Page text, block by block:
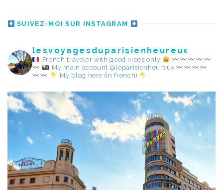
SUIVEZ-MOI SUR INSTAGRAM
lesvoyagesduparisienheureux
French traveler with good vibes only
My main account @leparisienheureux
My blog here (in french)